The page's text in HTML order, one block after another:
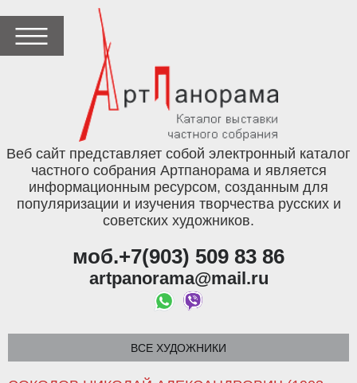
Веб сайт представляет собой электронный каталог
частного собрания Артпанорама и является
информационным ресурсом, созданным для
популяризации и изучения творчества русских и
советских художников.
моб.+7(903) 509 83 86
artpanorama@mail.ru
ВСЕ ХУДОЖНИКИ